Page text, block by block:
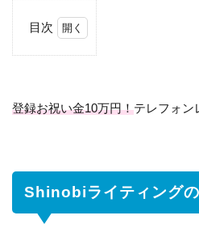
目次
の基本
ライテ
登録お祝い金10万円！テレフォン
Shinobiライティング